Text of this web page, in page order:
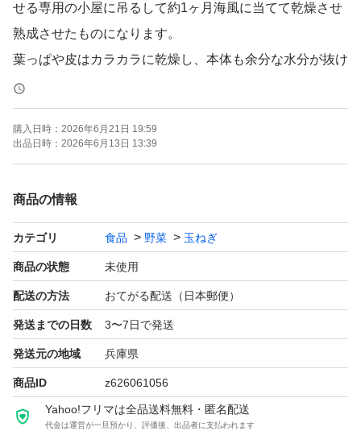
せる専用の小屋に吊るして約1ヶ月海風に当てて乾燥させ
熟成させたものになります。
葉っぱや皮はカラカラに乾燥し、本体も余分な水分が抜け
て貯蔵性や品質がかなり向上しています。
味は通常通りで大差ありません。
生食用としても適しています。
早生品種を吊る場合は家庭で食べる用として吊るすことが
こちらの商品は葉と根を切り落として発送するものになり
ますので、ご注意ください。
(処理を行い次第写真を追加します)
吊るす場合は吊り玉として出品していますので、そちらか
ら購入よろしくお願いします。
到着後、風通しのいい場所で保管してください。
購入日時： 2026年6月21日 19:59
出品日時： 2026年6月13日 13:39
商品の情報
カテゴリ 食品 野菜 玉ねぎ
商品の状態 未使用
配送の方法 おてがる配送（日本郵便）
発送までの日数 3〜7日で発送
発送元の地域 兵庫県
商品ID z626061056
Yahoo!フリマは全品送料無料・匿名配送
代金は運営が一旦預かり、評価後、出品者に支払われます